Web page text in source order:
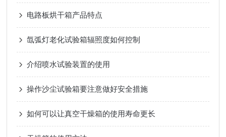
电路板烘干箱产品特点
氙弧灯老化试验箱辐照度如何控制
介绍喷水试验装置的使用
操作沙尘试验箱要注意做好安全措施
如何可以让真空干燥箱的使用寿命更长